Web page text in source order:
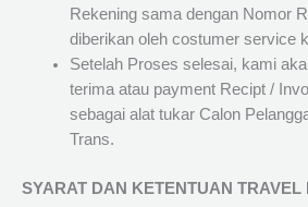
Rekening sama dengan Nomor
diberikan oleh costumer service
Setelah Proses selesai, kami
terima atau payment Recipt /
sebagai alat tukar Calon
Trans.
SYARAT DAN KETENTUAN TRAVEL